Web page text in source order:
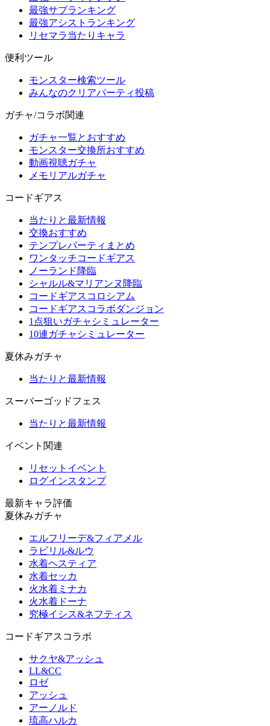
最強サブランキング
最強アシストランキング
リセマラ当たりキャラ
便利ツール
モンスター検索ツール
みんなのクリアパーティ投稿
ガチャ/コラボ関連
ガチャ一覧とおすすめ
モンスター交換所おすすめ
動画視聴ガチャ
メモリアルガチャ
コードギアス
当たりと最新情報
交換おすすめ
テンプレパーティまとめ
ワンタッチコードギアス
ノーランド降臨
シャルル&マリアンヌ降臨
コードギアスコロシアム
コードギアスコラボダンジョン
1点狙いガチャシミュレーター
10連ガチャシミュレーター
夏休みガチャ
当たりと最新情報
スーパーゴッドフェス
当たりと最新情報
イベント関連
リセットイベント
ログインスタンプ
最新キャラ評価
夏休みガチャ
エルフリーデ&フィアメル
ラビリル&ルウ
水着ヘスティア
水着セッカ
火水着ミナカ
火水着ドーナ
究極イシス&ネフティス
コードギアスコラボ
サクヤ&アッシュ
LL&CC
ロゼ
アッシュ
アーノルド
琉高ハルカ